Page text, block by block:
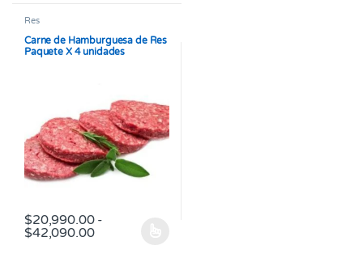
Res
Carne de Hamburguesa de Res
Paquete X 4 unidades
$20,990.00 -
$42,090.00Rango de precios: desde $20,990.00 hasta
Este producto tiene múltiples variantes. Las opciones se